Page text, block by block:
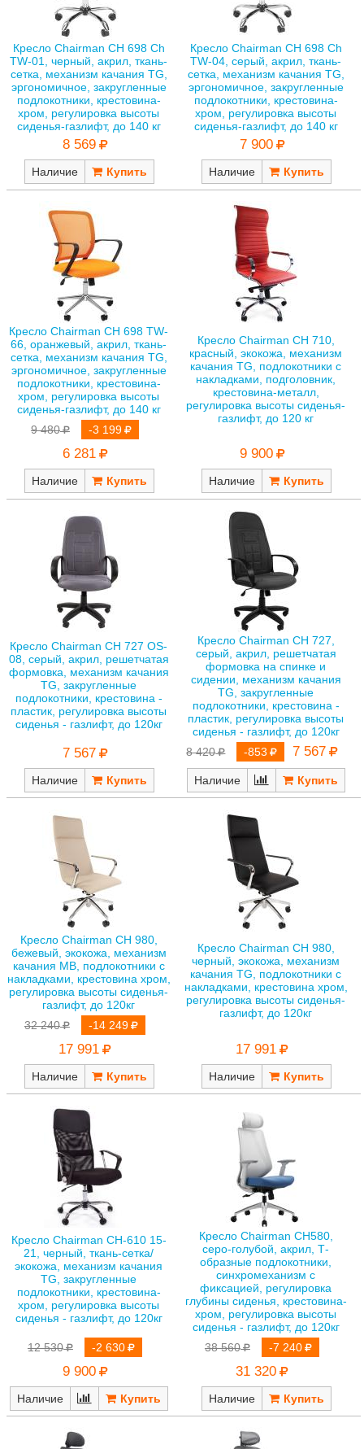
Кресло Chairman CH 698 Ch
TW-01, черный, акрил, ткань-
сетка, механизм качания TG,
эргономичное, закругленные
подлокотники, крестовина-
хром, регулировка высоты
сиденья-газлифт, до 140 кг
8 569
Наличие
Кресло Chairman CH 698 Ch
TW-04, серый, акрил, ткань-
сетка, механизм качания TG,
эргономичное, закругленные
подлокотники, крестовина-
хром, регулировка высоты
сиденья-газлифт, до 140 кг
7 900
Наличие
Кресло Chairman CH 698 TW-
66, оранжевый, акрил, ткань-
сетка, механизм качания TG,
эргономичное, закругленные
подлокотники, крестовина-
хром, регулировка высоты
сиденья-газлифт, до 140 кг
9 480
-3 199
6 281
Наличие
Кресло Chairman CH 710,
красный, экокожа, механизм
качания TG, подлокотники с
накладками, подголовник,
крестовина-металл,
регулировка высоты сиденья-
газлифт, до 120 кг
9 900
Наличие
Кресло Chairman CH 727 OS-
08, серый, акрил, решетчатая
формовка, механизм качания
TG, закругленные
подлокотники, крестовина -
пластик, регулировка высоты
сиденья - газлифт, до 120кг
7 567
Наличие
Кресло Chairman CH 727,
серый, акрил, решетчатая
формовка на спинке и
сидении, механизм качания
TG, закругленные
подлокотники, крестовина -
пластик, регулировка высоты
сиденья - газлифт, до 120кг
8 420
-853 7 567
Наличие
Кресло Chairman CH 980,
бежевый, экокожа, механизм
качания MB, подлокотники с
накладками, крестовина хром,
регулировка высоты сиденья-
газлифт, до 120кг
32 240
-14 249
17 991
Наличие
Кресло Chairman CH 980,
черный, экокожа, механизм
качания TG, подлокотники с
накладками, крестовина хром,
регулировка высоты сиденья-
газлифт, до 120кг
17 991
Наличие
Кресло Chairman CH-610 15-
21, черный, ткань-сетка/
экокожа, механизм качания
TG, закругленные
подлокотники, крестовина-
хром, регулировка высоты
сиденья - газлифт, до 120кг
12 530 -2 630
9 900
Наличие
Кресло Chairman CH580,
серо-голубой, акрил, Т-
образные подлокотники,
синхромеханизм с
фиксацией, регулировка
глубины сиденья, крестовина-
хром, регулировка высоты
сиденья - газлифт, до 120кг
38 560
-7 240
31 320
Наличие